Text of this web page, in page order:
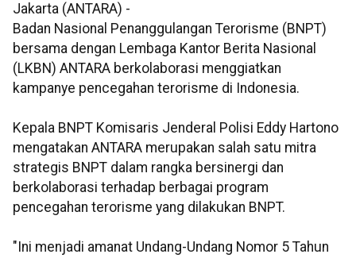
Jakarta (ANTARA) -
Badan Nasional Penanggulangan Terorisme (BNPT)
bersama dengan Lembaga Kantor Berita Nasional
(LKBN) ANTARA berkolaborasi menggiatkan
kampanye pencegahan terorisme di Indonesia.
Kepala BNPT Komisaris Jenderal Polisi Eddy Hartono
mengatakan ANTARA merupakan salah satu mitra
strategis BNPT dalam rangka bersinergi dan
berkolaborasi terhadap berbagai program
pencegahan terorisme yang dilakukan BNPT.
"Ini menjadi amanat Undang-Undang Nomor 5 Tahun